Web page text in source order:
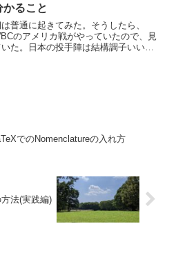
もいいや」とか思って...
かること
普通に起きてみた。そうしたら、
のアメリカ戦がやっていたので、見
た。日本の投手陣は結構調子いい感
でのNomenclatureの入れ方
法(実践編)